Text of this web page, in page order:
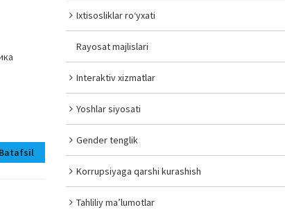
Batafsil
Ixtisosliklar ro‘yxati
Rayosat majlislari
Interaktiv xizmatlar
Yoshlar siyosati
Gender tenglik
Korrupsiyaga qarshi kurashish
Tahliliy ma’lumotlar